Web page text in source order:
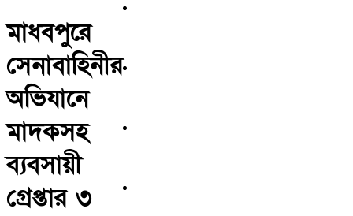
মাধবপুরে
সেনাবাহিনীর
অভিযানে
মাদকসহ
ব্যবসায়ী
গ্রেপ্তার ৩